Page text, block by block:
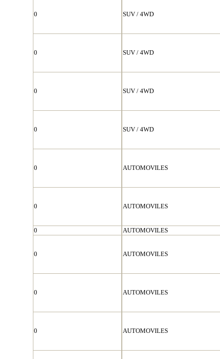
0 SUV / 4WD
0 SUV / 4WD
0 SUV / 4WD
0 SUV / 4WD
0 AUTOMOVILES
0 AUTOMOVILES
0 AUTOMOVILES
0 AUTOMOVILES
0 AUTOMOVILES
0 AUTOMOVILES